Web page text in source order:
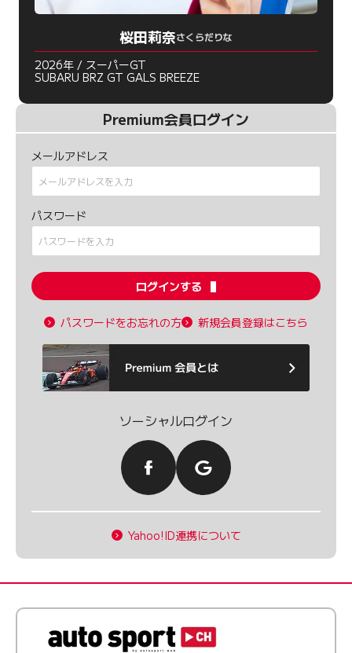
桜田莉奈さくらだりな
2026年 / スーパーGT
SUBARU BRZ GT GALS BREEZE
Premium会員ログイン
メールアドレス
パスワード
ログインする
パスワードをお忘れの方 新規会員登録はこちら
ソーシャルログイン
Yahoo!ID連携について